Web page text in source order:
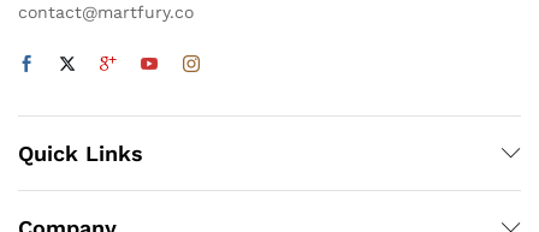
contact@martfury.co
Quick Links